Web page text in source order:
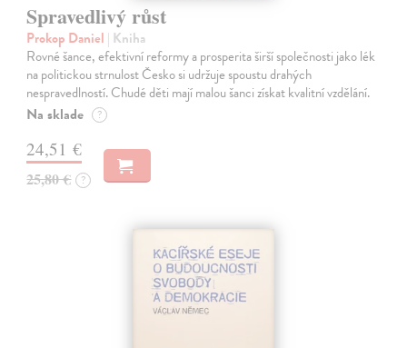
Spravedlivý růst
Prokop Daniel | Kniha
Rovné šance, efektivní reformy a prosperita širší společnosti jako lék
na politickou strnulost Česko si udržuje spoustu drahých
nespravedlností. Chudé děti mají malou šanci získat kvalitní vzdělání.
Na sklade ?
24,51 €
25,80 € ?